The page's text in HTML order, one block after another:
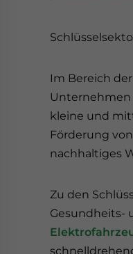
Im Bereich
Unternehmen
kleine und
Förderung
nachhaltiges
Zu den
Gesundheits-